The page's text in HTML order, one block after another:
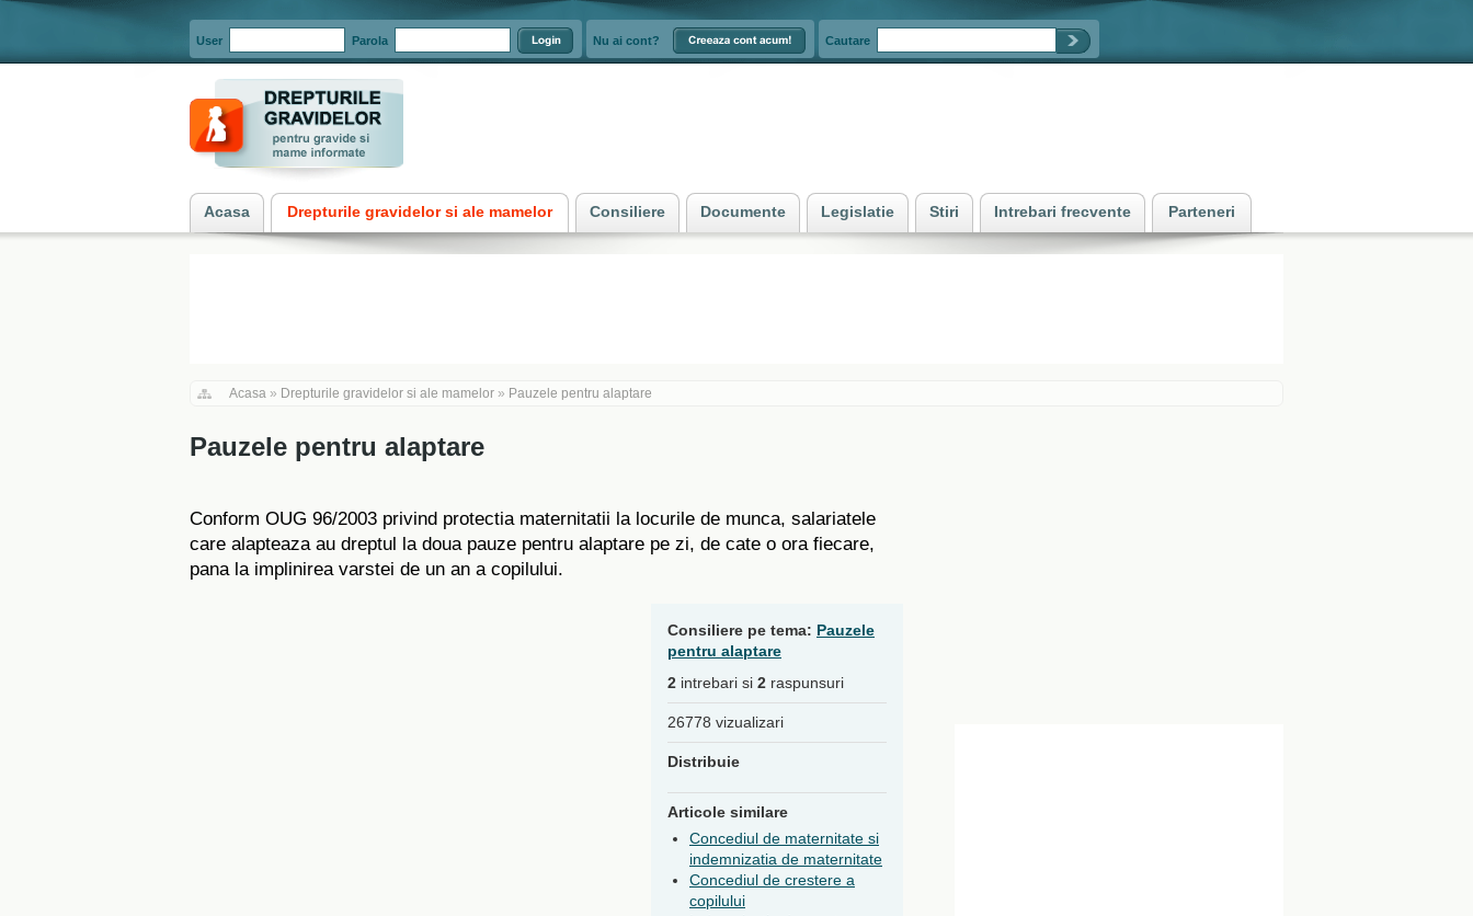
Acasa » Drepturile gravidelor si ale mamelor » Pauzele pentru alaptare
Pauzele pentru alaptare
Conform OUG 96/2003 privind protectia maternitatii la locurile de munca, salariatele
care alapteaza au dreptul la doua pauze pentru alaptare pe zi, de cate o ora fiecare,
pana la implinirea varstei de un an a copilului.
Consiliere pe tema: Pauzele
pentru alaptare
2 intrebari si 2 raspunsuri
26778 vizualizari
Distribuie
Articole similare
Concediul de maternitate si
indemnizatia de maternitate
Concediul de crestere a
copilului
User Parola Nu ai cont? Cautare
Acasa Drepturile gravidelor si ale mamelor Consiliere Documente Legislatie Stiri Intrebari frecvente Parteneri